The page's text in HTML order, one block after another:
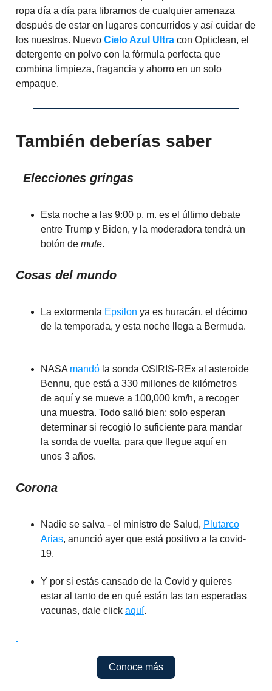
ropa día a día para librarnos de cualquier amenaza
después de estar en lugares concurridos y así cuidar de
los nuestros. Nuevo Cielo Azul Ultra con Opticlean, el
detergente en polvo con la fórmula perfecta que
combina limpieza, fragancia y ahorro en un solo
empaque.
También deberías saber
Elecciones gringas
Esta noche a las 9:00 p. m. es el último debate
entre Trump y Biden, y la moderadora tendrá un
botón de mute.
Cosas del mundo
La extormenta Epsilon ya es huracán, el décimo
de la temporada, y esta noche llega a Bermuda.
NASA mandó la sonda OSIRIS-REx al asteroide
Bennu, que está a 330 millones de kilómetros
de aquí y se mueve a 100,000 km/h, a recoger
una muestra. Todo salió bien; solo esperan
determinar si recogió lo suficiente para mandar
la sonda de vuelta, para que llegue aquí en
unos 3 años.
Corona
Nadie se salva - el ministro de Salud, Plutarco
Arias, anunció ayer que está positivo a la covid-
19.
Y por si estás cansado de la Covid y quieres
estar al tanto de en qué están las tan esperadas
vacunas, dale click aquí.
Conoce más